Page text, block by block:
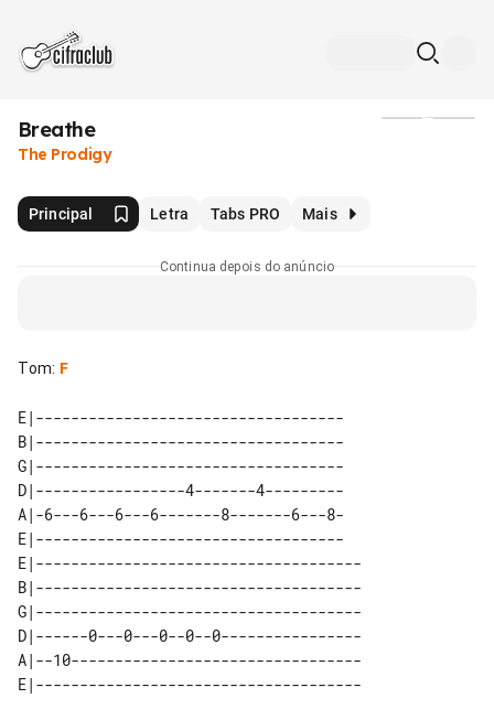
Breathe
The Prodigy
Principal Letra Tabs PRO Mais
Continua depois do anúncio
Tom: F
E|-----------------------------------
B|-----------------------------------
G|-----------------------------------
D|-----------------4-------4---------
A|-6---6---6---6-------8-------6---8-
E|-----------------------------------
E|-------------------------------------
B|-------------------------------------
G|-------------------------------------
D|------0---0---0--0--0----------------
A|--10---------------------------------